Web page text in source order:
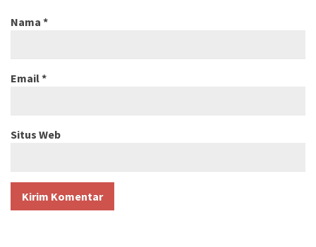
Nama *
Email*
Situs Web